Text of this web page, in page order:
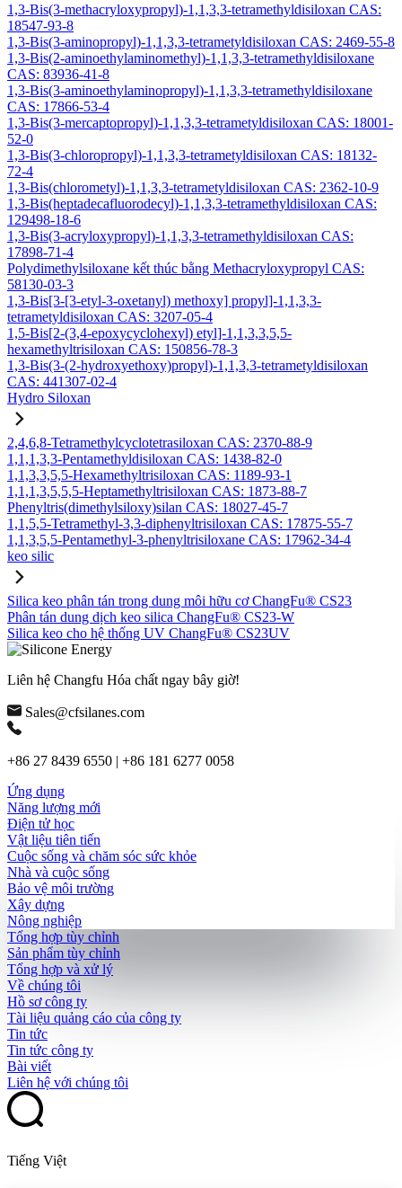
1,3-Bis(3-methacryloxypropyl)-1,1,3,3-tetramethyldisiloxan CAS:
18547-93-8
1,3-Bis(3-aminopropyl)-1,1,3,3-tetrametyldisiloxan CAS: 2469-55-8
1,3-Bis(2-aminoethylaminomethyl)-1,1,3,3-tetramethyldisiloxane
CAS: 83936-41-8
1,3-Bis(3-aminoethylaminopropyl)-1,1,3,3-tetramethyldisiloxane
CAS: 17866-53-4
1,3-Bis(3-mercaptopropyl)-1,1,3,3-tetrametyldisiloxan CAS: 18001-
52-0
1,3-Bis(3-chloropropyl)-1,1,3,3-tetrametyldisiloxan CAS: 18132-
72-4
1,3-Bis(chlorometyl)-1,1,3,3-tetrametyldisiloxan CAS: 2362-10-9
1,3-Bis(heptadecafluorodecyl)-1,1,3,3-tetramethyldisiloxan CAS:
129498-18-6
1,3-Bis(3-acryloxypropyl)-1,1,3,3-tetramethyldisiloxan CAS:
17898-71-4
Polydimethylsiloxane kết thúc bằng Methacryloxypropyl CAS:
58130-03-3
1,3-Bis[3-[3-etyl-3-oxetanyl) methoxy] propyl]-1,1,3,3-
tetrametyldisiloxan CAS: 3207-05-4
1,5-Bis[2-(3,4-epoxycyclohexyl) etyl]-1,1,3,3,5,5-
hexamethyltrisiloxan CAS: 150856-78-3
1,3-Bis(3-(2-hydroxyethoxy)propyl)-1,1,3,3-tetrametyldisiloxan
CAS: 441307-02-4
Hydro Siloxan
2,4,6,8-Tetramethylcyclotetrasiloxan CAS: 2370-88-9
1,1,1,3,3-Pentamethyldisiloxan CAS: 1438-82-0
1,1,3,3,5,5-Hexamethyltrisiloxan CAS: 1189-93-1
1,1,1,3,5,5,5-Heptamethyltrisiloxan CAS: 1873-88-7
Phenyltris(dimethylsiloxy)silan CAS: 18027-45-7
1,1,5,5-Tetramethyl-3,3-diphenyltrisiloxan CAS: 17875-55-7
1,1,3,5,5-Pentamethyl-3-phenyltrisiloxane CAS: 17962-34-4
keo silic
Silica keo phân tán trong dung môi hữu cơ ChangFu® CS23
Phân tán dung dịch keo silica ChangFu® CS23-W
Silica keo cho hệ thống UV ChangFu® CS23UV
Liên hệ Changfu Hóa chất ngay bây giờ!
Sales@cfsilanes.com
+86 27 8439 6550 | +86 181 6277 0058
Ứng dụng
Năng lượng mới
Điện tử học
Vật liệu tiên tiến
Cuộc sống và chăm sóc sức khỏe
Nhà và cuộc sống
Bảo vệ môi trường
Xây dựng
Nông nghiệp
Tổng hợp tùy chỉnh
Sản phẩm tùy chỉnh
Tổng hợp và xử lý
Về chúng tôi
Hồ sơ công ty
Tài liệu quảng cáo của công ty
Tin tức
Tin tức công ty
Bài viết
Liên hệ với chúng tôi
Tiếng Việt